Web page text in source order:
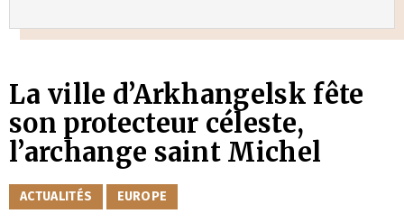
La ville d’Arkhangelsk fête
son protecteur céleste,
l’archange saint Michel
CATÉGORIES
ACTUALITÉS EUROPE